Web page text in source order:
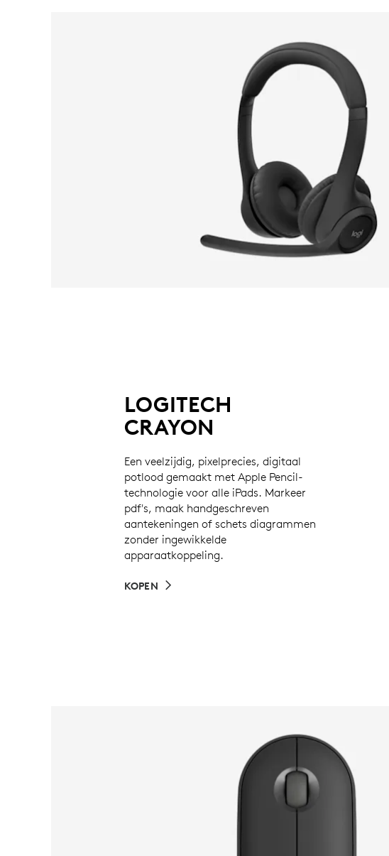
LOGITECH
CRAYON
Een veelzijdig, pixelprecies, digitaal
potlood gemaakt met Apple Pencil-
technologie voor alle iPads. Markeer
pdf's, maak handgeschreven
aantekeningen of schets diagrammen
zonder ingewikkelde
apparaatkoppeling.
KOPEN